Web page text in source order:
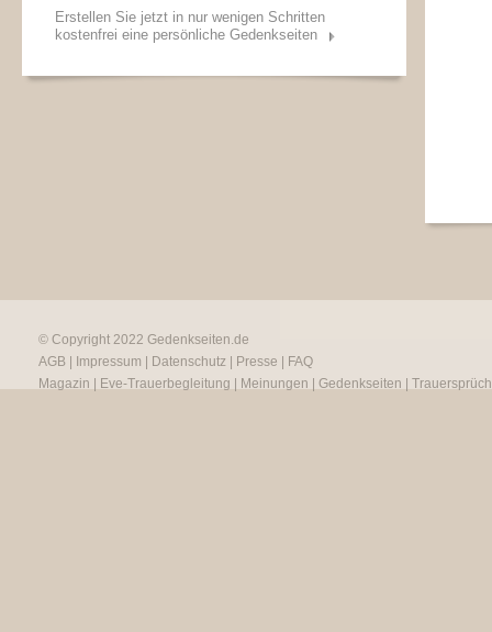
Erstellen Sie jetzt in nur wenigen Schritten
kostenfrei eine persönliche Gedenkseiten
© Copyright 2022 Gedenkseiten.de
AGB
Impressum Datenschutz Presse
FAQ
Magazin
Eve-Trauerbegleitung Meinungen Gedenkseiten